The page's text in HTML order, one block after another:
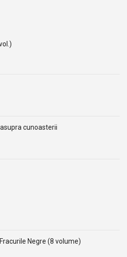
cunoasterii
Negre (8 volume)